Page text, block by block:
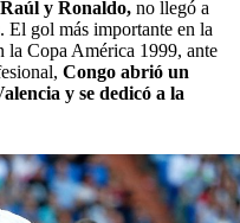
y Ronaldo, no llegó a
gol más importante en la
la Copa América 1999, ante
Congo abrió un
y se dedicó a la